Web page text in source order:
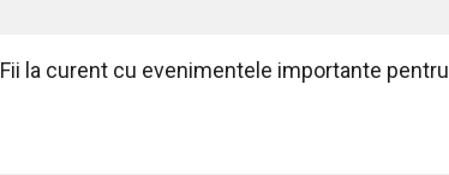
Fii la curent cu evenimentele importante pentru